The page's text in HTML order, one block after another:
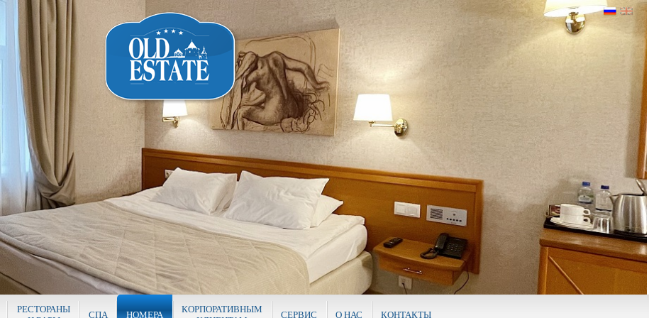
НОМЕРА
СПА
РЕСТОРАНЫ
КОРПОРАТИВНЫМ
СЕРВИС О НАС КОНТАКТЫ